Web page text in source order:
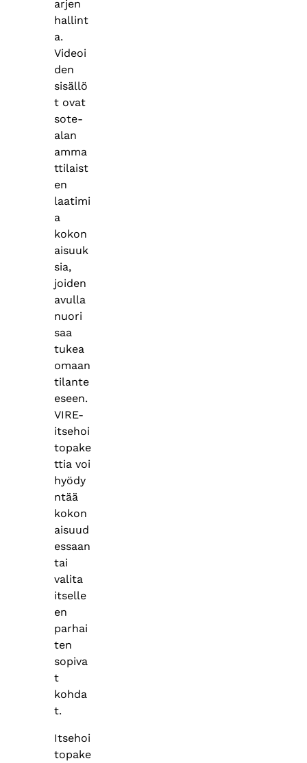
arjen
hallint
a.
Videoi
den
sisällö
t ovat
sote-
alan
amma
ttilaist
en
laatimi
a
kokon
aisuuk
sia,
joiden
avulla
nuori
saa
tukea
omaan
tilante
eseen.
VIRE-
itsehoi
topake
ttia voi
hyödy
ntää
kokon
aisuud
essaan
tai
valita
itselle
en
parhai
ten
sopiva
t
kohda
t.
Itsehoi
topake